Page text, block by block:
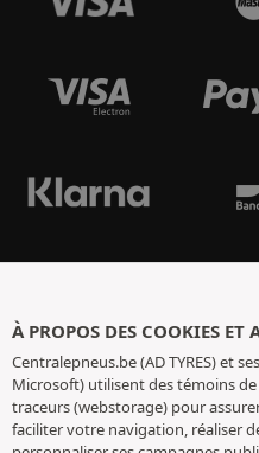
À PROPOS DES COOKIES ET
Centralepneus.be (AD TYRES) et
Microsoft) utilisent des témoins
traceurs (webstorage) pour
faciliter votre navigation, réaliser